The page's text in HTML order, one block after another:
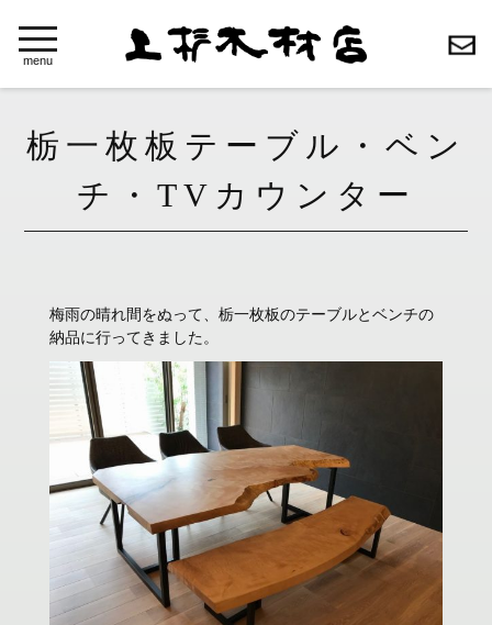
toggle
navigation
menu
栃一枚板テーブル・ベン
チ・TVカウンター
梅雨の晴れ間をぬって、栃一枚板のテーブルとベンチの
納品に行ってきました。